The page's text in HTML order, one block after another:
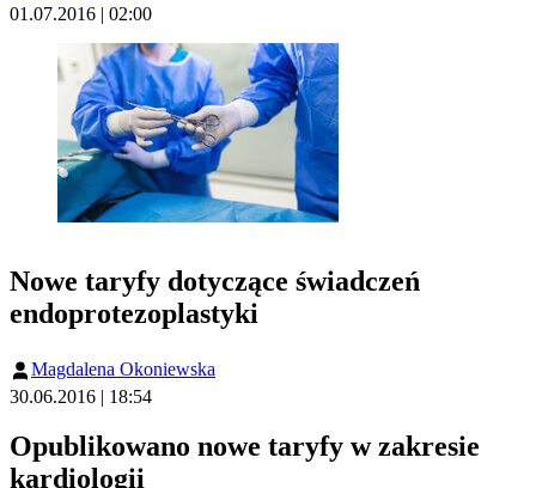
01.07.2016 | 02:00
Nowe taryfy dotyczące świadczeń
endoprotezoplastyki
Magdalena Okoniewska
30.06.2016 | 18:54
Opublikowano nowe taryfy w zakresie
kardiologii